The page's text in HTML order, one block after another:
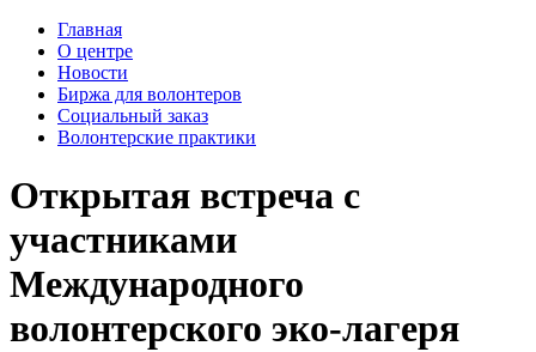
Главная
О центре
Новости
Биржа для волонтеров
Социальный заказ
Волонтерские практики
Открытая встреча с
участниками
Международного
волонтерского эко-лагеря